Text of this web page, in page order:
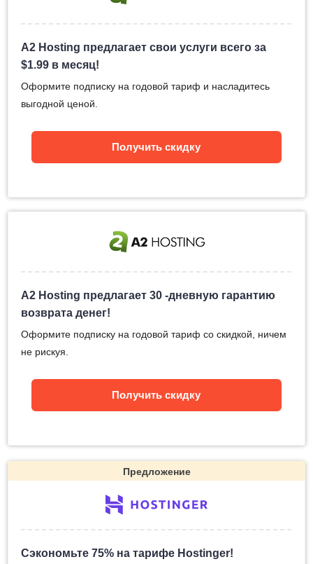
A2 Hosting предлагает свои услуги всего за
$1.99 в месяц!
Оформите подписку на годовой тариф и насладитесь
выгодной ценой.
Получить скидку
A2 Hosting предлагает 30 -дневную гарантию
возврата денег!
Оформите подписку на годовой тариф со скидкой, ничем
не рискуя.
Получить скидку
Предложение
Сэкономьте 75% на тарифе Hostinger!